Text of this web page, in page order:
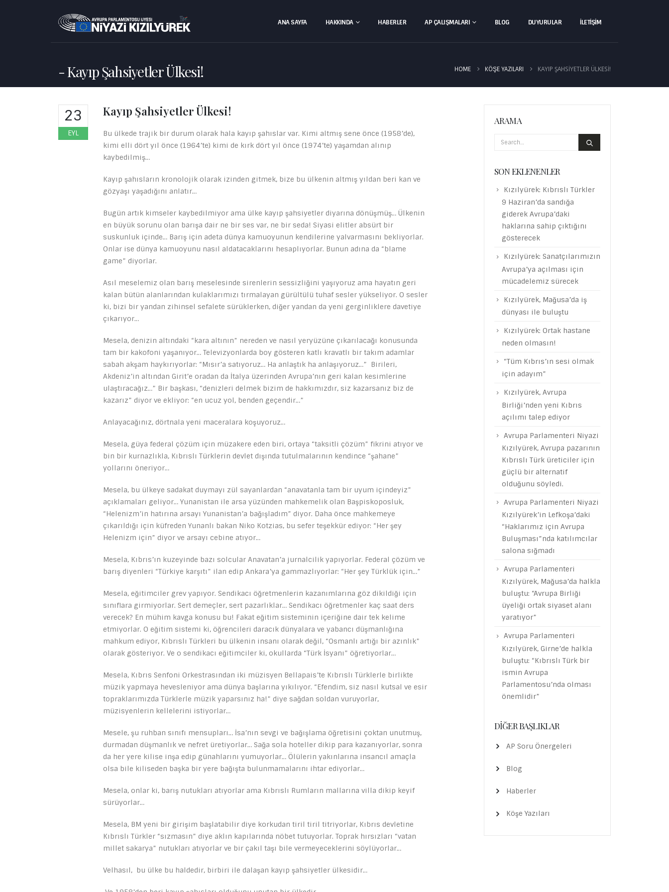
ANA SAYFA HAKKINDA HABERLER AP ÇALIŞMALARI BLOG DUYURULAR İLETIŞIM
Kayıp Şahsiyetler Ülkesi! HOME KÖŞE YAZILARI KAYIP ŞAHSIYETLER ÜLKESI!
23
EYL
Kayıp Şahsiyetler Ülkesi!
Bu ülkede trajik bir durum olarak hala kayıp şahıslar var. Kimi altmış sene önce (1958’de),
kimi elli dört yıl önce (1964’te) kimi de kırk dört yıl önce (1974’te) yaşamdan alınıp
kaybedilmiş…
Kayıp şahısların kronolojik olarak izinden gitmek, bize bu ülkenin altmış yıldan beri kan ve
gözyaşı yaşadığını anlatır…
Bugün artık kimseler kaybedilmiyor ama ülke kayıp şahsiyetler diyarına dönüşmüş… Ülkenin
en büyük sorunu olan barışa dair ne bir ses var, ne bir seda! Siyasi elitler absürt bir
suskunluk içinde… Barış için adeta dünya kamuoyunun kendilerine yalvarmasını bekliyorlar.
Onlar ise dünya kamuoyunu nasıl aldatacaklarını hesaplıyorlar. Bunun adına da “blame
game” diyorlar.
Asıl meselemiz olan barış meselesinde sirenlerin sessizliğini yaşıyoruz ama hayatın geri
kalan bütün alanlarından kulaklarımızı tırmalayan gürültülü tuhaf sesler yükseliyor. O sesler
ki, bizi bir yandan zihinsel sefalete sürüklerken, diğer yandan da yeni gerginliklere davetiye
çıkarıyor…
Mesela, denizin altındaki “kara altının” nereden ve nasıl yeryüzüne çıkarılacağı konusunda
tam bir kakofoni yaşanıyor… Televizyonlarda boy gösteren katlı kravatlı bir takım adamlar
sabah akşam haykırıyorlar: “Mısır’a satıyoruz… Ha anlaştık ha anlaşıyoruz…” Birileri,
Akdeniz’in altından Girit’e oradan da İtalya üzerinden Avrupa’nın geri kalan kesimlerine
ulaştıracağız…” Bir başkası, “denizleri delmek bizim de hakkımızdır, siz kazarsanız biz de
kazarız” diyor ve ekliyor: “en ucuz yol, benden geçendir…”
Anlayacağınız, dörtnala yeni maceralara koşuyoruz…
Mesela, güya federal çözüm için müzakere eden biri, ortaya “taksitli çözüm” fikrini atıyor ve
bin bir kurnazlıkla, Kıbrıslı Türklerin devlet dışında tutulmalarının kendince “şahane”
yollarını öneriyor…
Mesela, bu ülkeye sadakat duymayı zül sayanlardan “anavatanla tam bir uyum içindeyiz”
açıklamaları geliyor… Yunanistan ile arsa yüzünden mahkemelik olan Başpiskoposluk,
“Helenizm’in hatırına arsayı Yunanistan’a bağışladım” diyor. Daha önce mahkemeye
çıkarıldığı için küfreden Yunanlı bakan Niko Kotzias, bu sefer teşekkür ediyor: “Her şey
Helenizm için” diyor ve arsayı cebine atıyor…
Mesela, Kıbrıs’ın kuzeyinde bazı solcular Anavatan’a jurnalcilik yapıyorlar. Federal çözüm ve
barış diyenleri “Türkiye karşıtı” ilan edip Ankara’ya gammazlıyorlar: “Her şey Türklük için…”
Mesela, eğitimciler grev yapıyor. Sendikacı öğretmenlerin kazanımlarına göz dikildiği için
sınıflara girmiyorlar. Sert demeçler, sert pazarlıklar… Sendikacı öğretmenler kaç saat ders
verecek? En mühim kavga konusu bu! Fakat eğitim sisteminin içeriğine dair tek kelime
etmiyorlar. O eğitim sistemi ki, öğrencileri daracık dünyalara ve yabancı düşmanlığına
mahkum ediyor, Kıbrıslı Türkleri bu ülkenin insanı olarak değil, “Osmanlı artığı bir azınlık”
olarak gösteriyor. Ve o sendikacı eğitimciler ki, okullarda “Türk İsyanı” öğretiyorlar…
Mesela, Kıbrıs Senfoni Orkestrasından iki müzisyen Bellapais’te Kıbrıslı Türklerle birlikte
müzik yapmaya hevesleniyor ama dünya başlarına yıkılıyor. “Efendim, siz nasıl kutsal ve esir
topraklarımızda Türklerle müzik yaparsınız ha!” diye sağdan soldan vuruyorlar,
müzisyenlerin kellelerini istiyorlar…
Mesele, şu ruhban sınıfı mensupları… İsa’nın sevgi ve bağışlama öğretisini çoktan unutmuş,
durmadan düşmanlık ve nefret üretiyorlar… Sağa sola hoteller dikip para kazanıyorlar, sonra
da her yere kilise inşa edip günahlarını yumuyorlar… Ölülerin yakınlarına insancıl amaçla
olsa bile kiliseden başka bir yere bağışta bulunmamalarını ihtar ediyorlar…
Mesela, onlar ki, barış nutukları atıyorlar ama Kıbrıslı Rumların mallarına villa dikip keyif
sürüyorlar…
Mesela, BM yeni bir girişim başlatabilir diye korkudan tiril tiril titriyorlar, Kıbrıs devletine
Kıbrıslı Türkler “sızmasın” diye aklın kapılarında nöbet tutuyorlar. Toprak hırsızları “vatan
millet sakarya” nutukları atıyorlar ve bir çakıl taşı bile vermeyeceklerini söylüyorlar…
Velhasıl, bu ülke bu haldedir, birbiri ile dalaşan kayıp şahsiyetler ülkesidir…
ARAMA
SON EKLENENLER
Kızılyürek: Kıbrıslı Türkler
9 Haziran’da sandığa
giderek Avrupa’daki
haklarına sahip çıktığını
gösterecek
Kızılyürek: Sanatçılarımızın
Avrupa’ya açılması için
mücadelemiz sürecek
Kızılyürek, Mağusa’da iş
dünyası ile buluştu
Kızılyürek: Ortak hastane
neden olmasın!
“Tüm Kıbrıs’ın sesi olmak
için adayım”
Kızılyürek, Avrupa
Birliği’nden yeni Kıbrıs
açılımı talep ediyor
Avrupa Parlamenteri Niyazi
Kızılyürek, Avrupa pazarının
Kıbrıslı Türk üreticiler için
güçlü bir alternatif
olduğunu söyledi.
Avrupa Parlamenteri Niyazi
Kızılyürek’in Lefkoşa’daki
“Haklarımız için Avrupa
Buluşması”nda katılımcılar
salona sığmadı
Avrupa Parlamenteri
Kızılyürek, Mağusa’da halkla
buluştu: “Avrupa Birliği
üyeliği ortak siyaset alanı
yaratıyor”
Avrupa Parlamenteri
Kızılyürek, Girne’de halkla
buluştu: “Kıbrıslı Türk bir
ismin Avrupa
Parlamentosu’nda olması
önemlidir”
DIĞER BAŞLIKLAR
AP Soru Önergeleri
Blog
Haberler
Köşe Yazıları